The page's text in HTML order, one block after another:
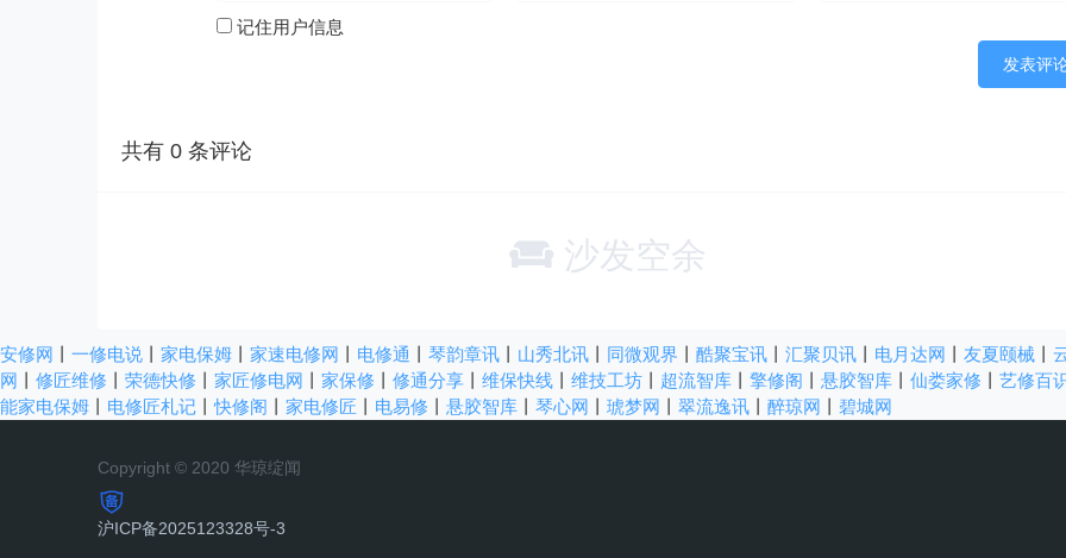
记住用户信息
共有 0 条评论
沙发空余
安修网 一修电说 家电保姆 家速电修网 电修通 琴韵章讯 山秀北讯 同微观界 酷聚宝讯 汇聚贝讯 电月达网 友夏颐械
网
修匠维修 荣德快修 家匠修电网 家保修 修通分享 维保快线 维技工坊 超流智库 擎修阁 悬胶智库 仙娄家修 艺修百
能家电保姆
电修匠札记 丨快修阁 家电修匠 电易修 悬胶智库 琴心网 琥梦网 翠流逸讯 醉琼网 碧城网
Copyright © 2020 华琼绽闻
沪ICP备2025123328号-3